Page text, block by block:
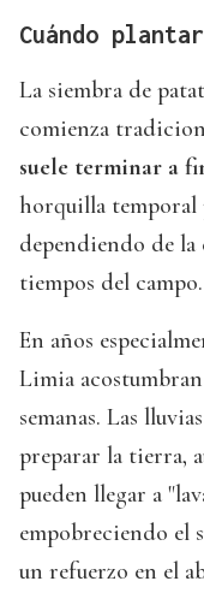
Cuándo
La siembra de
comienza
suele terminar a
horquilla temporal
dependiendo de
tiempos del campo.
En años
Limia
semanas. Las
preparar la tierra,
pueden llegar a
empobreciendo el
un refuerzo en el